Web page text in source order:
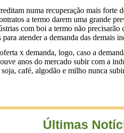
numa recuperação mais
a termo darem uma grande
com boi a termo não
atender a demanda das demais
x demanda, logo, caso a
anos do mercado subir com a
café, algodão e milho nunca
Últimas